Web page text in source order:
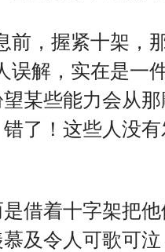
前，握紧十架，
误解，实在是一
某些能力会从
了！这些人没
借着十字架把
及令人可歌可